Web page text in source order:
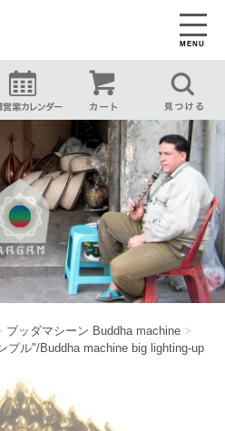
MENU
ブッダマシーン Buddha machine >
プル"/Buddha machine big lighting-up